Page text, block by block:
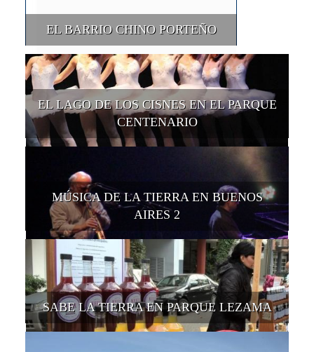
EL BARRIO CHINO PORTEÑO
EL LAGO DE LOS CISNES EN EL PARQUE
CENTENARIO
MÚSICA DE LA TIERRA EN BUENOS
AIRES 2
SABE LA TIERRA EN PARQUE LEZAMA